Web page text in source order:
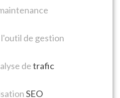
l'outil de gestion
detrafic
SEO